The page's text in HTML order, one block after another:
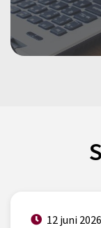
12 juni 2026